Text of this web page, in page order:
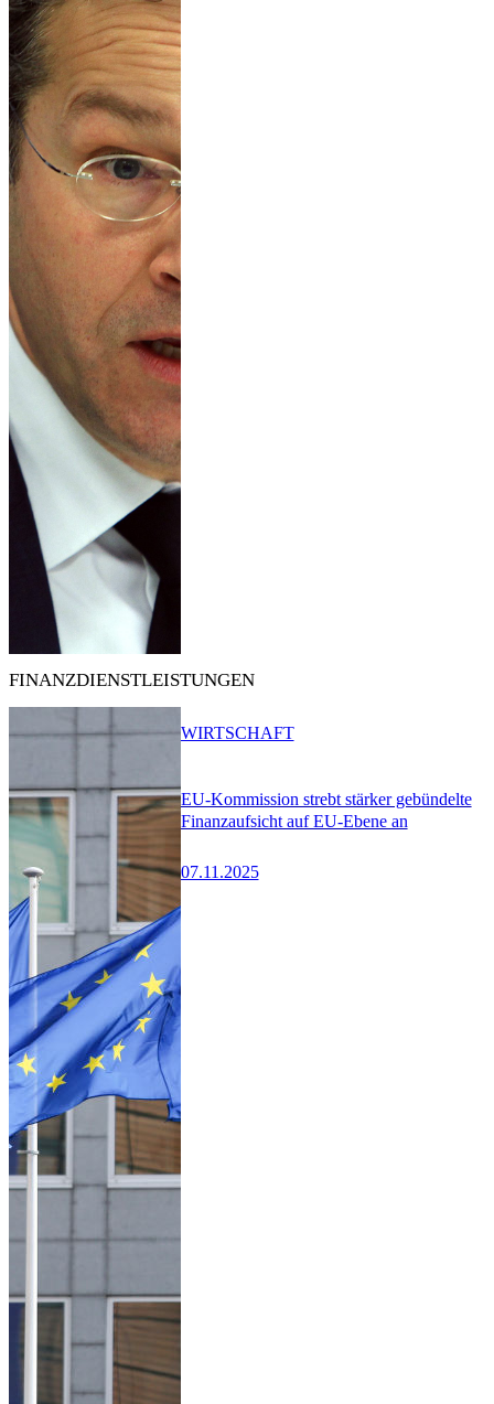
FINANZDIENSTLEISTUNGEN
EU-Kommission strebt stärker gebündelte
Finanzaufsicht auf EU-Ebene an
07.11.2025
WIRTSCHAFT